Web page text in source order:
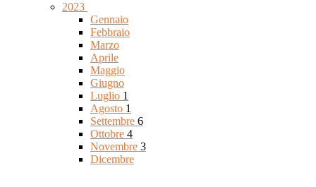
2023
Gennaio
Febbraio
Marzo
Aprile
Maggio
Giugno
Luglio 1
Agosto 1
Settembre 6
Ottobre 4
Novembre 3
Dicembre